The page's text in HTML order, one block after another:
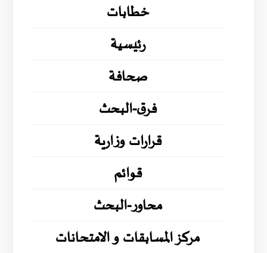
خطابات
رئيسية
صحافة
فرق-البحث
قرارات وزارية
قوائم
محاور-البحث
مركز المسابقات و الامتحانات